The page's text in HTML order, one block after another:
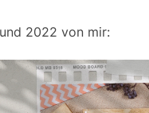
2022 von mir: